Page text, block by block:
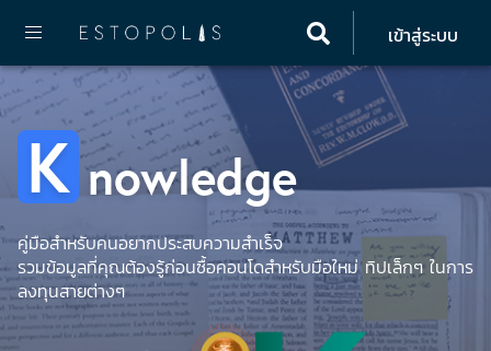
เข้าสู่ระบบ
Home Knowledge Guide Condo
K nowledge
คู่มือสำหรับคนอยากประสบความสำเร็จ
รวมข้อมูลที่คุณต้องรู้ก่อนซื้อคอนโดสำหรับมือใหม่ ทิปเล็กๆ ในการ
ลงทุนสายต่างๆ